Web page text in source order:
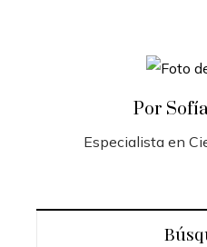
Por
Especialista en